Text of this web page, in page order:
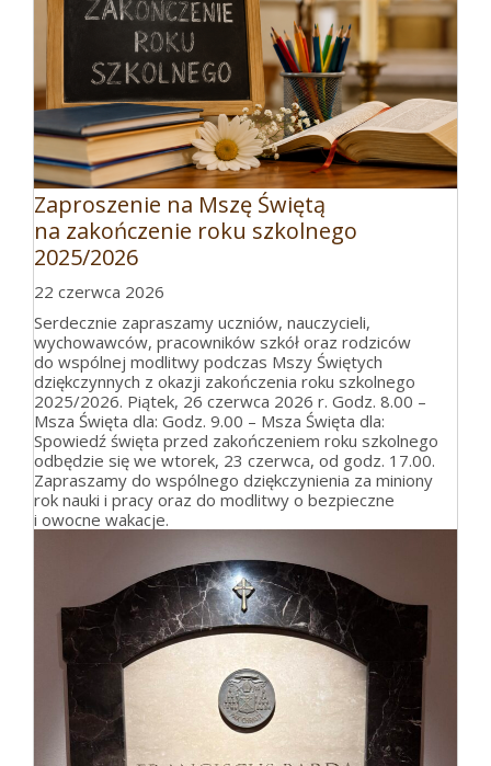
Zaproszenie na Mszę Świętą
na zakończenie roku szkolnego
2025/2026
22 czerwca 2026
Serdecznie zapraszamy uczniów, nauczycieli,
wychowawców, pracowników szkół oraz rodziców
do wspólnej modlitwy podczas Mszy Świętych
dziękczynnych z okazji zakończenia roku szkolnego
2025/2026. Piątek, 26 czerwca 2026 r. Godz. 8.00 –
Msza Święta dla: Godz. 9.00 – Msza Święta dla:
Spowiedź święta przed zakończeniem roku szkolnego
odbędzie się we wtorek, 23 czerwca, od godz. 17.00.
Zapraszamy do wspólnego dziękczynienia za miniony
rok nauki i pracy oraz do modlitwy o bezpieczne
i owocne wakacje.